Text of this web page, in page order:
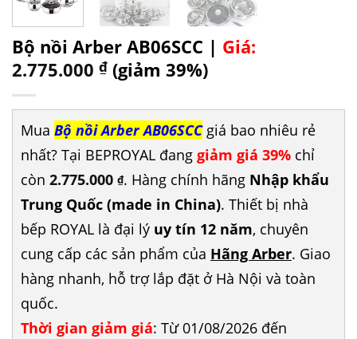
Bộ nồi Arber AB06SCC | Giá:
2.775.000 ₫ (giảm 39%)
Mua Bộ nồi Arber AB06SCCgiá bao nhiêu rẻ
nhất? Tại BEPROYAL đang giảm giá 39% chỉ
còn 2.775.000 ₫. Hàng chính hãng Nhập khẩu
Trung Quốc (made in China). Thiết bị nhà
bếp ROYAL là đại lý uy tín 12 năm, chuyên
cung cấp các sản phẩm của Hãng Arber. Giao
hàng nhanh, hỗ trợ lắp đặt ở Hà Nội và toàn
quốc.
Thời gian giảm giá: Từ 01/08/2026 đến